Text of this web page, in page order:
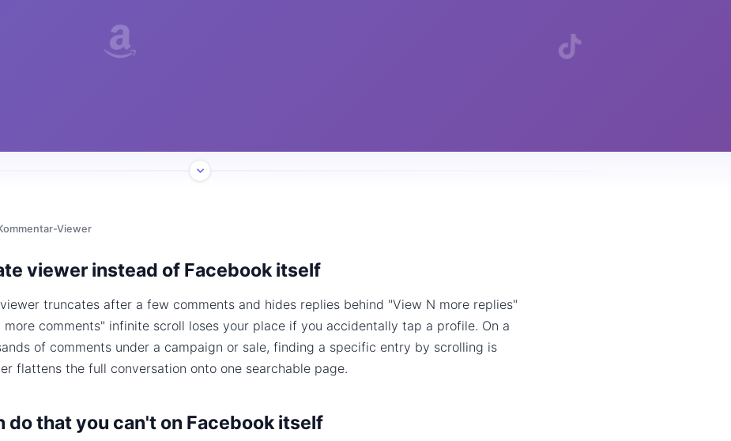
Viewer
viewer instead of Facebook itself
truncates after a few comments and hides replies behind "View N more replies"
comments" infinite scroll loses your place if you accidentally tap a profile. On a
of comments under a campaign or sale, finding a specific entry by scrolling is
flattens the full conversation onto one searchable page.
do that you can't on Facebook itself